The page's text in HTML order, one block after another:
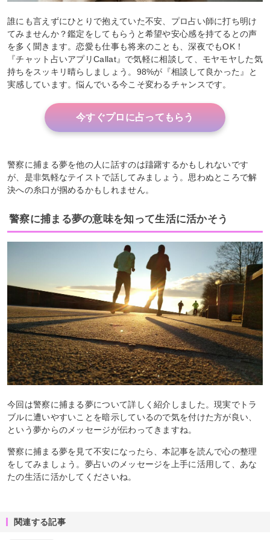
誰にも言えずにひとりで抱えていた不安、プロ占い師に打ち明け
てみませんか？鑑定をしてもらうと希望や安心感を持てるとの声
を多く聞きます。恋愛も仕事も将来のことも、深夜でもOK！
『チャット占いアプリCallat』で気軽に相談して、モヤモヤした気
持ちをスッキリ晴らしましょう。98%が『相談して良かった』と
実感しています。悩んでいる今こそ変わるチャンスです。
今すぐプロに占ってもらう
警察に捕まる夢を他の人に話すのは躊躇するかもしれないです
が、是非気軽なテイストで話してみましょう。思わぬところで解
決への糸口が掴めるかもしれません。
警察に捕まる夢の意味を知って生活に活かそう
今回は警察に捕まる夢について詳しく紹介しました。現実でトラ
ブルに遭いやすいことを暗示しているので気を付けた方が良い、
という夢からのメッセージが伝わってきますね。
警察に捕まる夢を見て不安になったら、本記事を読んで心の整理
をしてみましょう。夢占いのメッセージを上手に活用して、あな
たの生活に活かしてくださいね。
関連する記事